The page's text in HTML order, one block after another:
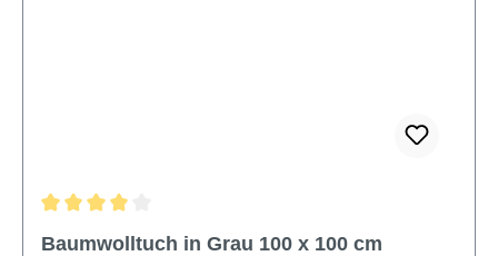
Baumwolltuch in Grau 100 x 100 cm